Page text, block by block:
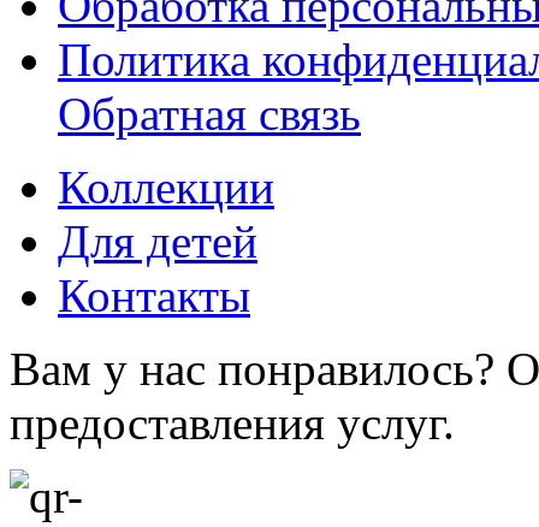
Политика
Обратная связь
Коллекции
Для детей
Контакты
Вам у нас понравилось?
предоставления услуг.